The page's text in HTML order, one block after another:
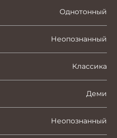
Однотонный
Неопознанный
Классика
Деми
Неопознанный